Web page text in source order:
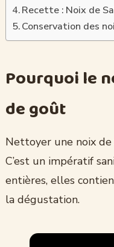
Recette : Noix de
Conservation des
Pourquoi le
de goût
Nettoyer une noix de
C’est un impératif
entières, elles
la dégustation.